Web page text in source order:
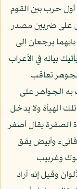
حرب بين القوم
على ضربين مصدر
يرجعان إلى
بيانه في الأعراب
تعاقب
الجواهر على
الهيأة ولا يدخل
الصفرة يقال أصفر
وأبيض يقق
وغربيب
وقيل إنه أراد